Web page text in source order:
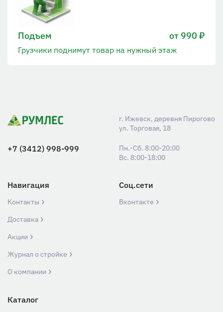
Подъем от 990 ₽
Грузчики поднимут товар на нужный этаж
г. Ижевск, деревня Пирогово
ул. Торговая, 18
+7 (3412) 998-999
Пн.-Сб. 8:00-20:00
Вс. 8:00-18:00
Навигация
Контакты
Доставка
Акции
Журнал о стройке
О компании
Соц.сети
Вконтакте
Каталог